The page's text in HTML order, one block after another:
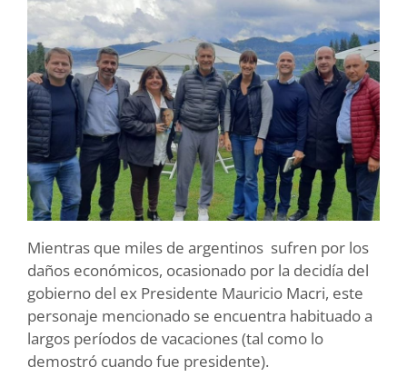
Mientras que miles de argentinos sufren por los
daños económicos, ocasionado por la decidía del
gobierno del ex Presidente Mauricio Macri, este
personaje mencionado se encuentra habituado a
largos períodos de vacaciones (tal como lo
demostró cuando fue presidente).